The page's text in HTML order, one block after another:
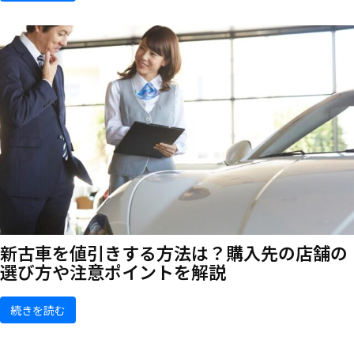
新古車を値引きする方法は？購入先の店舗の
選び方や注意ポイントを解説
続きを読む